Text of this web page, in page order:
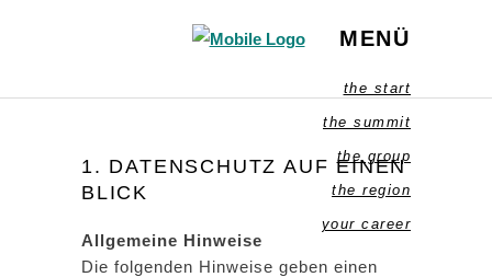
MENÜ
the start
the summit
the group
the region
your career
1. DATENSCHUTZ AUF EINEN
BLICK
Allgemeine Hinweise
Die folgenden Hinweise geben einen